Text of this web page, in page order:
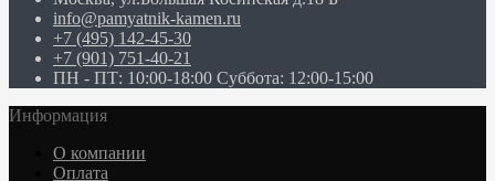
info@pamyatnik-kamen.ru
+7 (495) 142-45-30
+7 (901) 751-40-21
ПН - ПТ: 10:00-18:00 Суббота: 12:00-15:00
Информация
О компании
Оплата